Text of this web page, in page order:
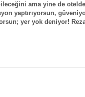
ama yine de
yaptırıyorsun,
yer yok deniyor!